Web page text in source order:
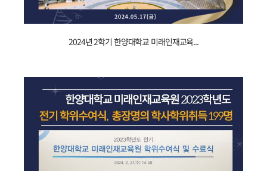
미래인재교육원
(524.438).png
2024년 2학기 한양대학교 미래인재교육...